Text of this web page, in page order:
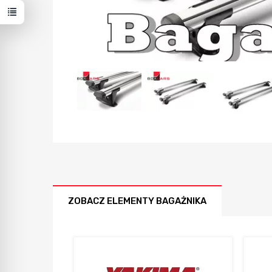
ZOBACZ ELEMENTY BAGAŻNIKA